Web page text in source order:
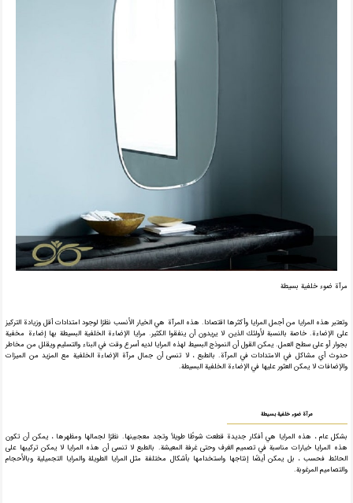
مرآة ضوء خلفية بسيطة
وتعتبر هذه المرايا من أجمل المرايا وأكثرها اقتصادا. هذه المرآة هي الخيار الأنسب نظرًا لوجود امتدادات أقل وزيادة التركيز
على الإضاءة. خاصة بالنسبة لأولئك الذين لا يريدون أن ينفقوا الكثير. مرايا الإضاءة الخلفية البسيطة بها إضاءة مخفية
بجوار أو على سطح العمل. يمكن القول أن النموذج البسيط لهذه المرايا لديه أسرع وقت في البناء والتسليم ويقلل من مخاطر
حدوث أي مشاكل في الامتدادات في المرآة. بالطبع ، لا تنسى أن جمال مرآة الإضاءة الخلفية مع المزيد من الميزات
والإضافات لا يمكن العثور عليها في الإضاءة الخلفية البسيطة.
مرآة ضوء خلفية بسيطة
بشكل عام ، هذه المرايا هي أفكار جديدة قطعت شوطًا طويلاً وتجد معجبينها. نظرًا لجمالها ومظهرها ، يمكن أن تكون
هذه المرايا خيارات مناسبة في تصميم الغرف وحتى غرفة المعيشة. بالطبع لا تنسى أن هذه المرايا لا يمكن تركيبها على
الحائط فحسب ، بل يمكن أيضًا إنتاجها واستخدامها بأشكال مختلفة مثل المرايا الطويلة والمرايا التجميلية وبالأحجام
والتصاميم المرغوبة.